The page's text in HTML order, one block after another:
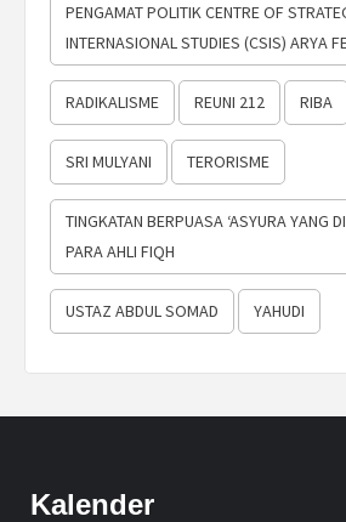
PENGAMAT POLITIK CENTRE OF
INTERNASIONAL STUDIES (CSIS) ARYA
RADIKALISME REUNI 212 RIBA
SRI MULYANI TERORISME
TINGKATAN BERPUASA ‘ASYURA YANG
PARA AHLI FIQH
USTAZ ABDUL SOMAD YAHUDI
Kalender